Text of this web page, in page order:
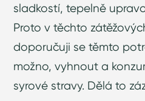
sladkostí, tepelně
Proto v těchto
doporučuji se těmto
možno, vyhnout a
syrové stravy. Dělá to